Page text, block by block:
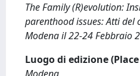
The Family (R)evolution:
parenthood issues: Atti del
Modena il 22-24 Febbraio
Luogo di edizione